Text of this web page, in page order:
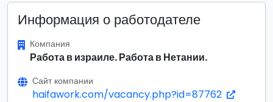
Информация о работодателе
Компания
Работа в израиле. Работа в Нетании.
Сайт компании
haifawork.com/vacancy.php?id=87762